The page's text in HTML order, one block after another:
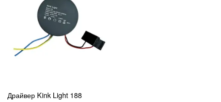
Драйвер Kink Light 188